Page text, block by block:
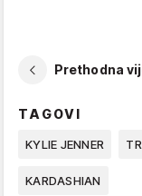
Prethodna
TAGOVI
KYLIE JENNER
KARDASHIAN